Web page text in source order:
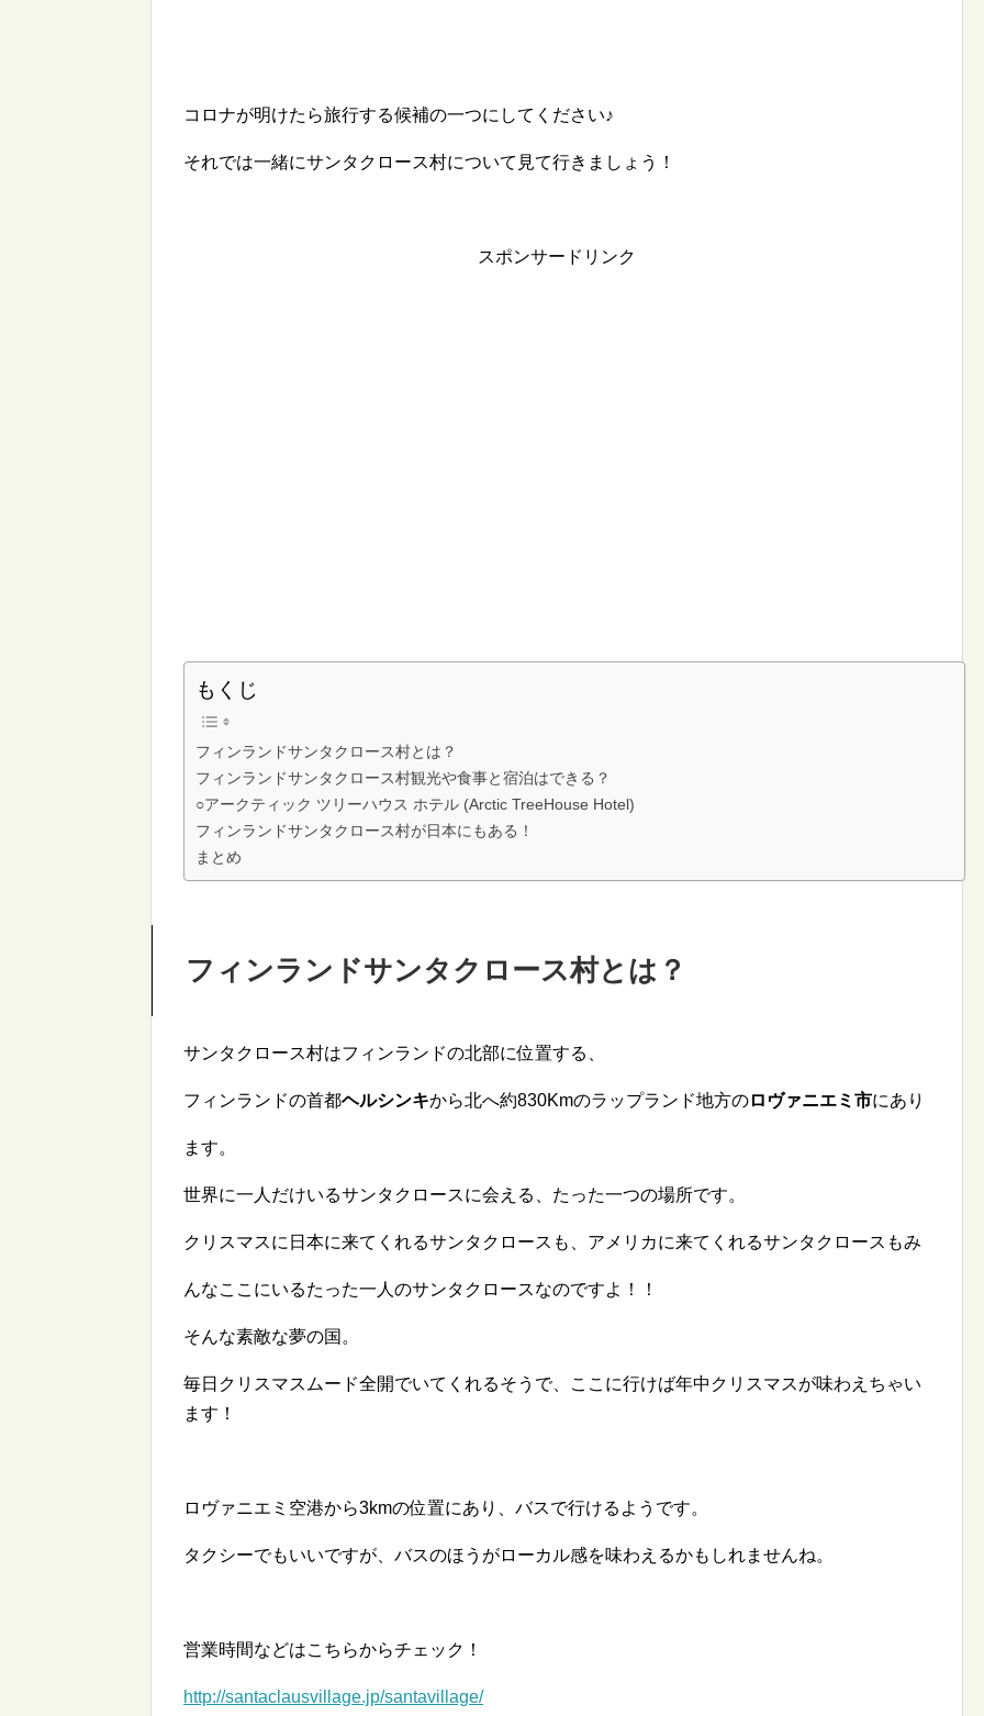
コロナが明けたら旅行する候補の一つにしてください♪
それでは一緒にサンタクロース村について見て行きましょう！
スポンサードリンク
もくじ
フィンランドサンタクロース村とは？
フィンランドサンタクロース村観光や食事と宿泊はできる？
○アークティック ツリーハウス ホテル (Arctic TreeHouse Hotel)
フィンランドサンタクロース村が日本にもある！
まとめ
フィンランドサンタクロース村とは？
サンタクロース村はフィンランドの北部に位置する、
フィンランドの首都ヘルシンキから北へ約830Kmのラップランド地方のロヴァニエミ市にあり
ます。
世界に一人だけいるサンタクロースに会える、たった一つの場所です。
クリスマスに日本に来てくれるサンタクロースも、アメリカに来てくれるサンタクロースもみ
んなここにいるたった一人のサンタクロースなのですよ！！
そんな素敵な夢の国。
毎日クリスマスムード全開でいてくれるそうで、ここに行けば年中クリスマスが味わえちゃい
ます！
ロヴァニエミ空港から3kmの位置にあり、バスで行けるようです。
タクシーでもいいですが、バスのほうがローカル感を味わえるかもしれませんね。
営業時間などはこちらからチェック！
http://santaclausvillage.jp/santavillage/